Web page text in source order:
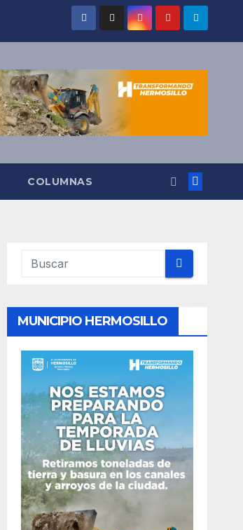
COLUMNAS
MUNICIPIO HERMOSILLO